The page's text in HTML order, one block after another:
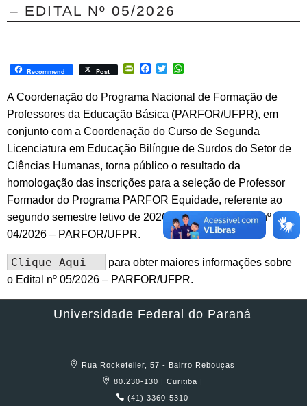
– EDITAL Nº 05/2026
Recommend Post PrintFriendly
Facebook
Twitter
A Coordenação do Programa Nacional de Formação de
Professores da Educação Básica (PARFOR/UFPR), em
conjunto com a Coordenação do Curso de Segunda
Licenciatura em Educação Bilíngue de Surdos do Setor de
Ciências Humanas, torna público o resultado da
homologação das inscrições para a seleção de Professor
Formador do Programa PARFOR Equidade, referente ao
segundo semestre letivo de 2026, conforme o Edital nº
04/2026 – PARFOR/UFPR.
Clique Aqui
para obter maiores informações sobre
o Edital nº 05/2026 – PARFOR/UFPR.
Universidade Federal do Paraná
Rua Rockefeller, 57 - Bairro Rebouças
80.230-130 | Curitiba |
(41) 3360-5310